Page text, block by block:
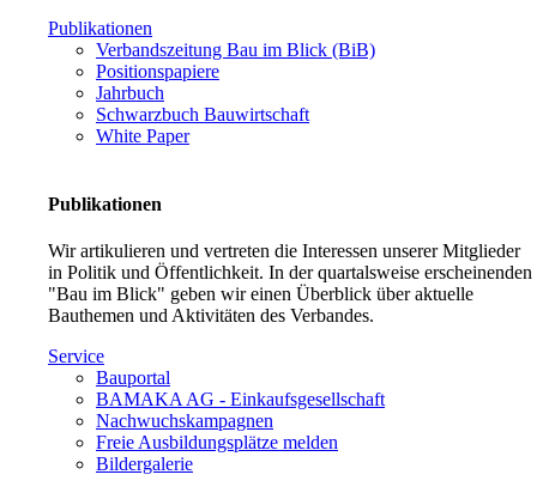
Publikationen
Verbandszeitung Bau im Blick (BiB)
Positionspapiere
Jahrbuch
Schwarzbuch Bauwirtschaft
White Paper
Publikationen
Wir artikulieren und vertreten die Interessen unserer Mitglieder
in Politik und Öffentlichkeit. In der quartalsweise erscheinenden
"Bau im Blick" geben wir einen Überblick über aktuelle
Bauthemen und Aktivitäten des Verbandes.
Service
Bauportal
BAMAKA AG - Einkaufsgesellschaft
Nachwuchskampagnen
Freie Ausbildungsplätze melden
Bildergalerie